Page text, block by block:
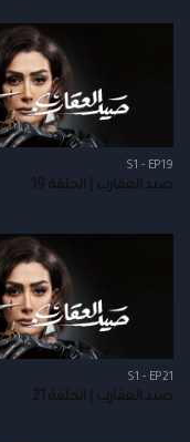
S1 - EP19
صيد العقارب | الحلقة 19
S1 - EP21
صيد العقارب | الحلقة 21